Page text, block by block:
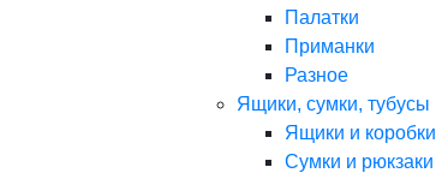
Палатки
Приманки
Разное
Ящики, сумки, тубусы
Ящики и коробки
Сумки и рюкзаки